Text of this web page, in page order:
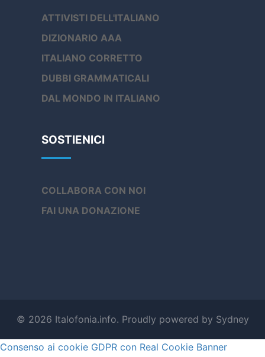
ATTIVISTI DELL'ITALIANO
DIZIONARIO AAA
ITALIANO CORRETTO
DUBBI GRAMMATICALI
DAL MONDO IN ITALIANO
SOSTIENICI
COLLABORA CON NOI
FAI UNA DONAZIONE
© 2026 Italofonia.info. Proudly powered by Sydney
Consenso ai cookie GDPR con Real Cookie Banner